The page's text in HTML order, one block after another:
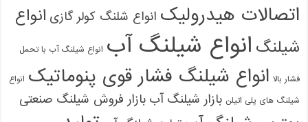
اتصالات هیدرولیک انواع شلنگ کولر گازی انواع
شیلنگ انواع شیلنگ آب انواع شیلنگ آب با تحمل
فشار بالا انواع شیلنگ فشار قوی پنوماتیک انواع
شیلنگ های پلی اتیلن بازار شیلنگ آب بازار فروش شیلنگ صنعتی